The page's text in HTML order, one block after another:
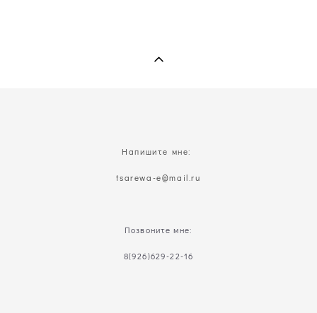
Напишите мне:
tsarewa-e@mail.ru
Позвоните мне:
8(926)629-22-16